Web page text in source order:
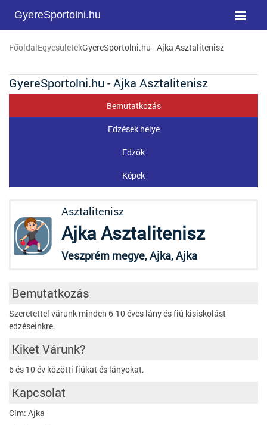
GyereSportolni.hu
FőoldalEgyesületekGyereSportolni.hu - Ajka Asztalitenisz
GyereSportolni.hu - Ajka Asztalitenisz
Bemutatkozás
Edzések helye
Edzők
Képek
Asztalitenisz
Ajka Asztalitenisz
Veszprém megye, Ajka, Ajka
Bemutatkozás
Szeretettel várunk minden 6-10 éves lány és fiú kisiskolást
edzéseinkre.
Kiket Várunk?
6 és 10 év közötti fiúkat és lányokat.
Kapcsolat
Cím: Ajka